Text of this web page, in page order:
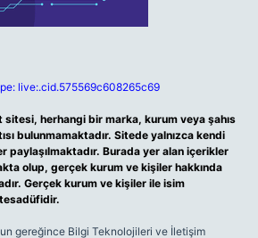
live:.cid.575569c608265c69
sitesi, herhangi bir marka, kurum veya şahıs
bulunmamaktadır. Sitede yalnızca kendi
paylaşılmaktadır. Burada yer alan içerikler
olup, gerçek kurum ve kişiler hakkında
Gerçek kurum ve kişiler ile isim
gereğince Bilgi Teknolojileri ve İletişim